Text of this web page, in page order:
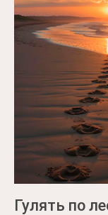
Гулять по